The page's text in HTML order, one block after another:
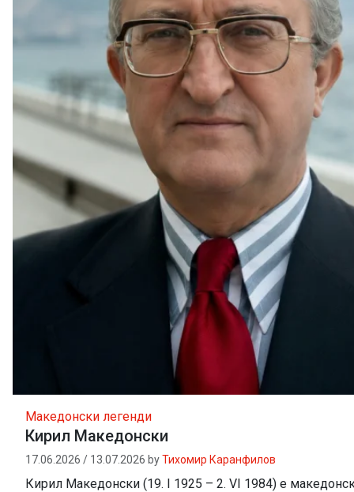
Македонски легенди
Кирил Македонски
17.06.2026 / 13.07.2026 byТихомир Каранфилов
Кирил Македонски (19. I 1925 – 2. VI 1984) е